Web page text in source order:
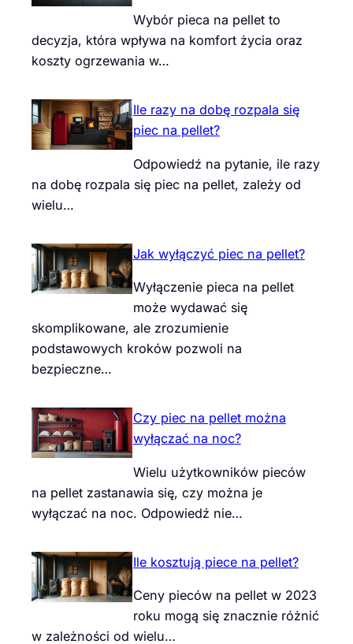
Wybór pieca na pellet to
decyzja, która wpływa na komfort życia oraz
koszty ogrzewania w…
Ile razy na dobę rozpala się
piec na pellet?
Odpowiedź na pytanie, ile razy
na dobę rozpala się piec na pellet, zależy od
wielu…
Jak wyłączyć piec na pellet?
Wyłączenie pieca na pellet
może wydawać się
skomplikowane, ale zrozumienie
podstawowych kroków pozwoli na
bezpieczne…
Czy piec na pellet można
wyłączać na noc?
Wielu użytkowników pieców
na pellet zastanawia się, czy można je
wyłączać na noc. Odpowiedź nie…
Ile kosztują piece na pellet?
Ceny pieców na pellet w 2023
roku mogą się znacznie różnić
w zależności od wielu…